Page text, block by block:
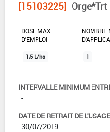
[15103225]
DOSE MAX
D'EMPLOI
NOMBRE
1,5 L/ha 1
INTERVALLE MINIMUM
-
DATE DE RETRAIT DE
30/07/2019